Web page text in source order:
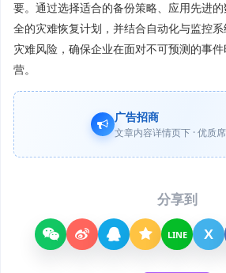
要。通过选择适合的备份策略、应用先进
全的灾难恢复计划，并结合自动化与监控
灾难风险，确保企业在面对不可预测的事
营。
广告招商
文章内容详情页下 · 优质
分享到
LINE X